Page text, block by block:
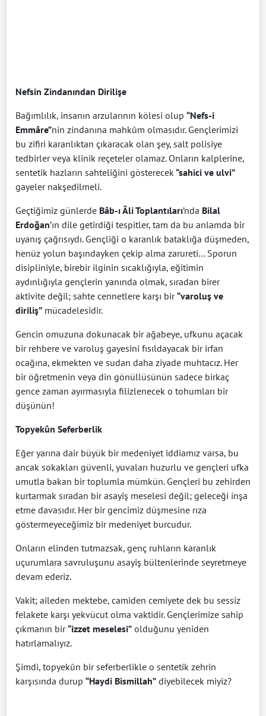
Nefsin Zindanından Dirilişe
Bağımlılık, insanın arzularının kölesi olup “Nefs-i
Emmâre”nin zindanına mahkûm olmasıdır. Gençlerimizi
bu zifiri karanlıktan çıkaracak olan şey, salt polisiye
tedbirler veya klinik reçeteler olamaz. Onların kalplerine,
sentetik hazların sahteliğini gösterecek“sahici ve ulvi”
gayeler nakşedilmeli.
Geçtiğimiz günlerde Bâb-ı Âli Toplantıları’nda Bilal
Erdoğan’ın dile getirdiği tespitler, tam da bu anlamda bir
uyanış çağrısıydı. Gençliği o karanlık bataklığa düşmeden,
henüz yolun başındayken çekip alma zarureti… Sporun
disipliniyle, birebir ilginin sıcaklığıyla, eğitimin
aydınlığıyla gençlerin yanında olmak, sıradan birer
aktivite değil; sahte cennetlere karşı bir“varoluş ve
diriliş” mücadelesidir.
Gencin omuzuna dokunacak bir ağabeye, ufkunu açacak
bir rehbere ve varoluş gayesini fısıldayacak bir irfan
ocağına, ekmekten ve sudan daha ziyade muhtacız. Her
bir öğretmenin veya din gönüllüsünün sadece birkaç
gence zaman ayırmasıyla filizlenecek o tohumları bir
düşünün!
Topyekûn Seferberlik
Eğer yarına dair büyük bir medeniyet iddiamız varsa, bu
ancak sokakları güvenli, yuvaları huzurlu ve gençleri ufka
umutla bakan bir toplumla mümkün. Gençleri bu zehirden
kurtarmak sıradan bir asayiş meselesi değil; geleceği inşa
etme davasıdır. Her bir gencimiz düşmesine rıza
göstermeyeceğimiz bir medeniyet burcudur.
Onların elinden tutmazsak, genç ruhların karanlık
uçurumlara savruluşunu asayiş bültenlerinde seyretmeye
devam ederiz.
Vakit; aileden mektebe, camiden cemiyete dek bu sessiz
felakete karşı yekvücut olma vaktidir. Gençlerimize sahip
çıkmanın bir“izzet meselesi” olduğunu yeniden
hatırlamalıyız.
Şimdi, topyekûn bir seferberlikle o sentetik zehrin
karşısında durup “Haydi Bismillah” diyebilecek miyiz?